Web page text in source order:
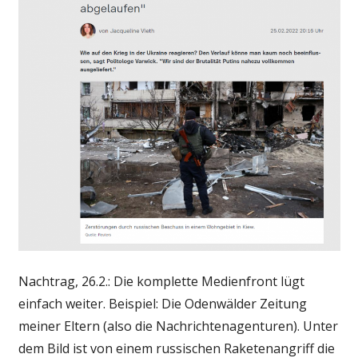
Nachtrag, 26.2.: Die komplette Medienfront lügt
einfach weiter. Beispiel: Die Odenwälder Zeitung
meiner Eltern (also die Nachrichtenagenturen). Unter
dem Bild ist von einem russischen Raketenangriff die